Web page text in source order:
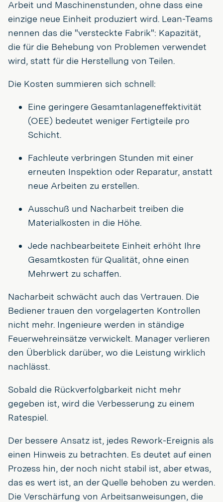
Arbeit und Maschinenstunden, ohne dass eine
einzige neue Einheit produziert wird. Lean-Teams
nennen das die "versteckte Fabrik": Kapazität,
die für die Behebung von Problemen verwendet
wird, statt für die Herstellung von Teilen.
Die Kosten summieren sich schnell:
Eine geringere Gesamtanlageneffektivität
(OEE) bedeutet weniger Fertigteile pro
Schicht.
Fachleute verbringen Stunden mit einer
erneuten Inspektion oder Reparatur, anstatt
neue Arbeiten zu erstellen.
Ausschuß und Nacharbeit treiben die
Materialkosten in die Höhe.
Jede nachbearbeitete Einheit erhöht Ihre
Gesamtkosten für Qualität, ohne einen
Mehrwert zu schaffen.
Nacharbeit schwächt auch das Vertrauen. Die
Bediener trauen den vorgelagerten Kontrollen
nicht mehr. Ingenieure werden in ständige
Feuerwehreinsätze verwickelt. Manager verlieren
den Überblick darüber, wo die Leistung wirklich
nachlässt.
Sobald die Rückverfolgbarkeit nicht mehr
gegeben ist, wird die Verbesserung zu einem
Ratespiel.
Der bessere Ansatz ist, jedes Rework-Ereignis als
einen Hinweis zu betrachten. Es deutet auf einen
Prozess hin, der noch nicht stabil ist, aber etwas,
das es wert ist, an der Quelle behoben zu werden.
Die Verschärfung von Arbeitsanweisungen, die